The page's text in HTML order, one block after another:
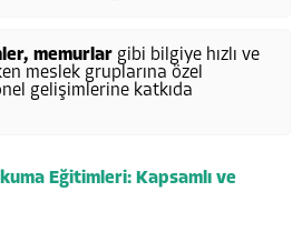
memurlar gibi bilgiye hızlı ve
meslek gruplarına özel
gelişimlerine katkıda
Eğitimleri: Kapsamlı ve